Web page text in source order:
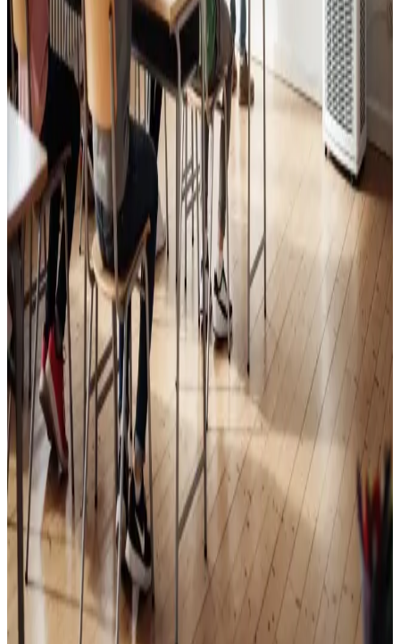
Skoleventilation
Frisk luft og bedre koncentration i skoler og institutioner
i Hornbæk.
Læs mere